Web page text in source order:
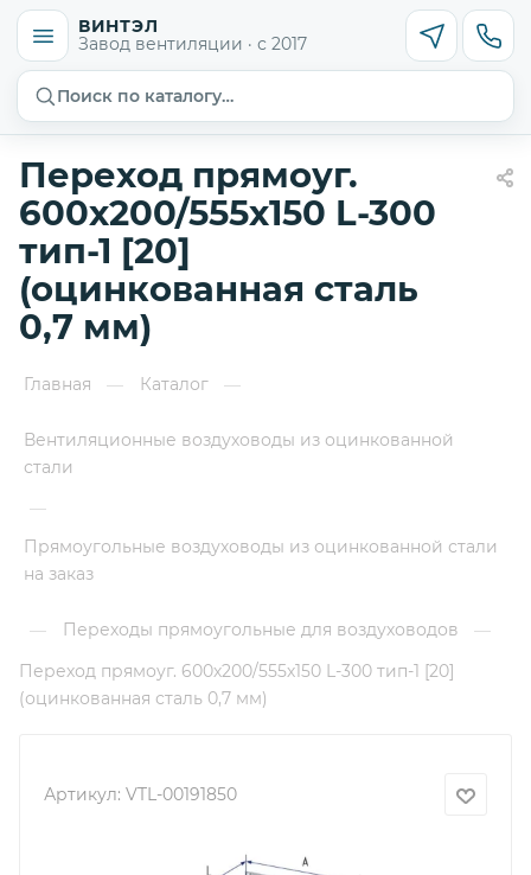
ВИНТЭЛ
Завод вентиляции · с 2017
Поиск по каталогу…
Переход прямоуг.
600х200/555х150 L-300
тип-1 [20]
(оцинкованная сталь
0,7 мм)
Главная — Каталог —
Вентиляционные воздуховоды из оцинкованной
стали
—
Прямоугольные воздуховоды из оцинкованной стали
на заказ
— Переходы прямоугольные для воздуховодов
—
Переход прямоуг. 600х200/555х150 L-300 тип-1 [20]
(оцинкованная сталь 0,7 мм)
Артикул: VTL-00191850